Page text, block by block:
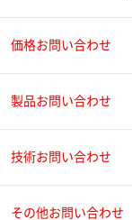
価格お問い合わせ
製品お問い合わせ
技術お問い合わせ
その他お問い合わせ